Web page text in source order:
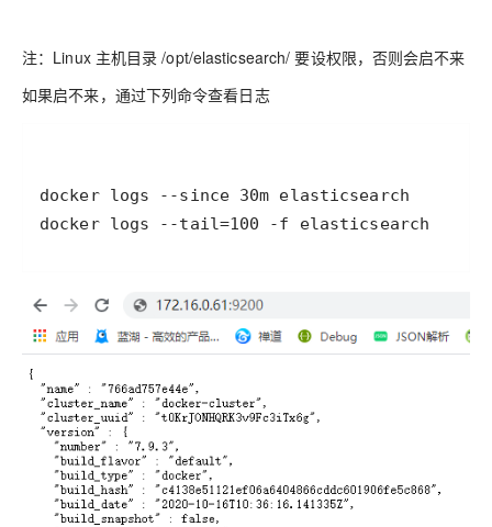
注：Linux 主机目录 /opt/elasticsearch/ 要设权限，否则会启不来
如果启不来，通过下列命令查看日志
docker logs --tail=100 -f elasticsearch